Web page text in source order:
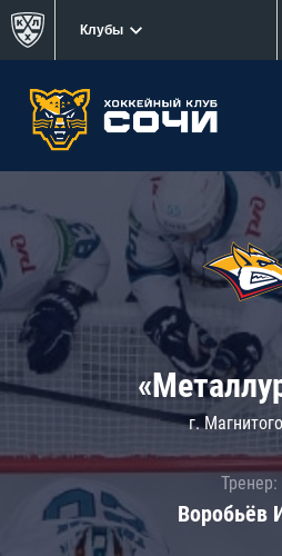
Клубы
г.
Тренер:
Воробьёв